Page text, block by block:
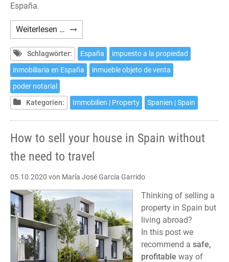
España.
Weiterlesen … Cómo
vender
su
casa
en
desde
sin
desplazarse
Schlagwörter: España
impuesto a la propiedad
inmobiliaria en España
inmueble objeto de venta
poder notarial
Kategorien:
Immobilien | Property Spanien | Spain
How to sell your house in Spain without
the need to travel
05.10.2020 von María José García Garrido
Thinking of selling a
property in Spain but
living abroad?
In this post we
recommend a safe,
profitable way of